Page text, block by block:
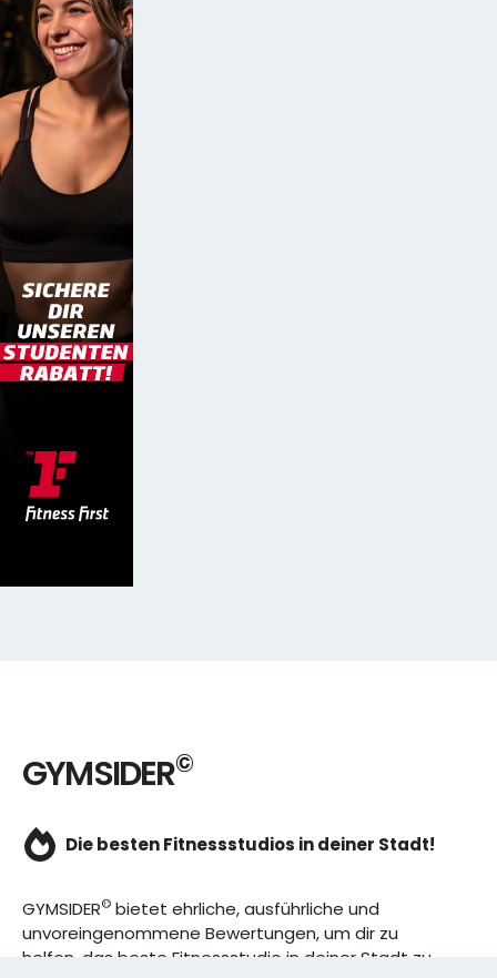
GYMSIDER©
Die besten Fitnessstudios in deiner Stadt!
GYMSIDER© bietet ehrliche, ausführliche und
unvoreingenommene Bewertungen, um dir zu
helfen, das beste Fitnessstudio in deiner Stadt zu